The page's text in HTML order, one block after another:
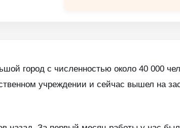
город с численностью около 40 000
учреждении и сейчас вышел на